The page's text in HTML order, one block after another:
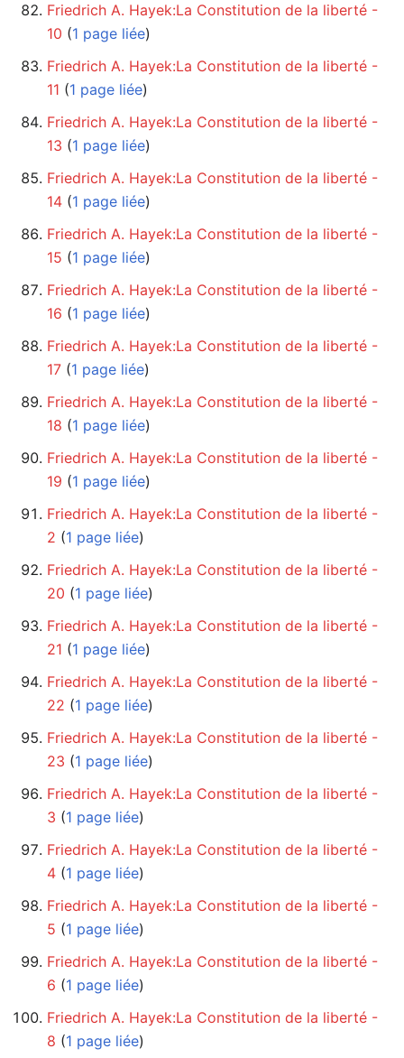
Friedrich A. Hayek:La Constitution de la liberté -
10 ‏‎ (1 page liée)
Friedrich A. Hayek:La Constitution de la liberté -
11 ‏‎ (1 page liée)
Friedrich A. Hayek:La Constitution de la liberté -
13 ‏‎ (1 page liée)
Friedrich A. Hayek:La Constitution de la liberté -
14 ‏‎ (1 page liée)
Friedrich A. Hayek:La Constitution de la liberté -
15 ‏‎ (1 page liée)
Friedrich A. Hayek:La Constitution de la liberté -
16 ‏‎ (1 page liée)
Friedrich A. Hayek:La Constitution de la liberté -
17 ‏‎ (1 page liée)
Friedrich A. Hayek:La Constitution de la liberté -
18 ‏‎ (1 page liée)
Friedrich A. Hayek:La Constitution de la liberté -
19 ‏‎ (1 page liée)
Friedrich A. Hayek:La Constitution de la liberté -
2 ‏‎ (1 page liée)
Friedrich A. Hayek:La Constitution de la liberté -
20 ‏‎ (1 page liée)
Friedrich A. Hayek:La Constitution de la liberté -
21 ‏‎ (1 page liée)
Friedrich A. Hayek:La Constitution de la liberté -
22 ‏‎ (1 page liée)
Friedrich A. Hayek:La Constitution de la liberté -
23 ‏‎ (1 page liée)
Friedrich A. Hayek:La Constitution de la liberté -
3 ‏‎ (1 page liée)
Friedrich A. Hayek:La Constitution de la liberté -
4 ‏‎ (1 page liée)
Friedrich A. Hayek:La Constitution de la liberté -
5 ‏‎ (1 page liée)
Friedrich A. Hayek:La Constitution de la liberté -
6 ‏‎ (1 page liée)
Friedrich A. Hayek:La Constitution de la liberté -
8 ‏‎ (1 page liée)